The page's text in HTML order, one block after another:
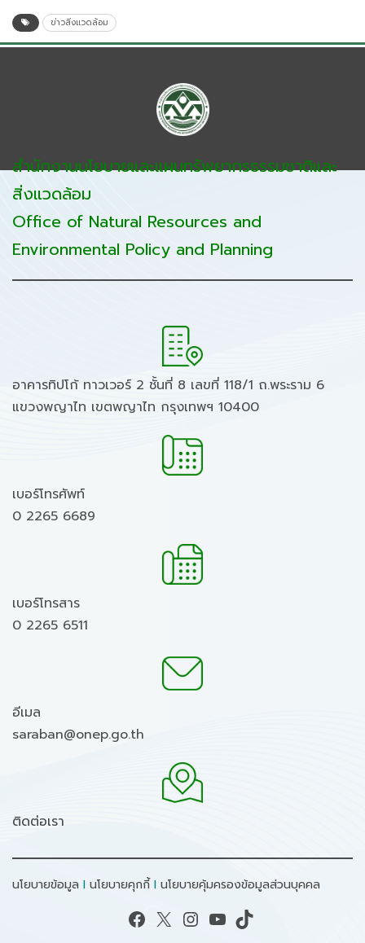
ข่าวสิ่งแวดล้อม
สำนักงานนโยบายและแผนทรัพยากรธรรมชาติและ
สิ่งแวดล้อม
Office of Natural Resources and
Environmental Policy and Planning
อาคารทิปโก้ ทาวเวอร์ 2 ชั้นที่ 8 เลขที่ 118/1 ถ.พระราม 6
แขวงพญาไท เขตพญาไท กรุงเทพฯ 10400
เบอร์โทรศัพท์
0 2265 6689
เบอร์โทรสาร
0 2265 6511
อีเมล
saraban@onep.go.th
ติดต่อเรา
นโยบายข้อมูล I นโยบายคุกกี้ I นโยบายคุ้มครองข้อมูลส่วนบุคคล
Facebook X Instagram YouTube TikTok